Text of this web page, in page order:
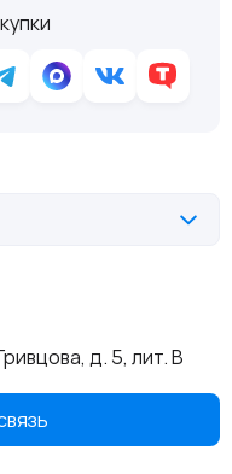
д. 5, лит. В